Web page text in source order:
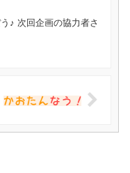
♪ 次回企画の協力者さ